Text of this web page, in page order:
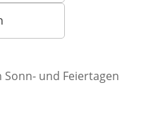
Sonn- und Feiertagen